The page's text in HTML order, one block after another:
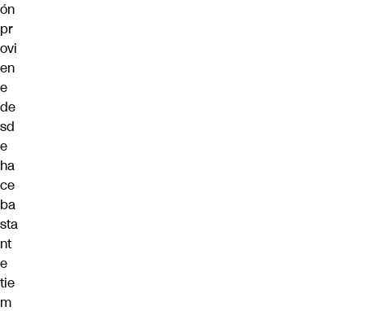
ón
pr
ovi
en
e
de
sd
e
ha
ce
ba
sta
nt
e
tie
m